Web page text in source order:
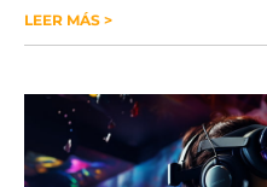
LEER MÁS >